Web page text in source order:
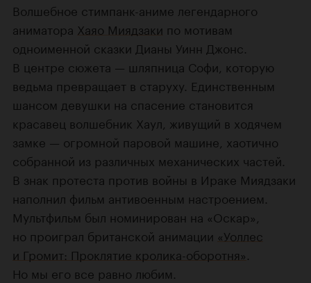
Волшебное стимпанк-аниме легендарного
аниматора Хаяо Миядзаки по мотивам
одноименной сказки Дианы Уинн Джонс.
В центре сюжета — шляпница Софи, которую
ведьма превращает в старуху. Единственным
шансом девушки на спасение становится
красавец волшебник Хаул, живущий в ходячем
замке — огромной паровой машине, хаотично
собранной из различных механических частей.
В знак протеста против войны в Ираке Миядзаки
наполнил фильм антивоенным настроением.
Мультфильм был номинирован на «Оскар»,
но проиграл британской анимации «Уоллес
и Громит: Проклятие кролика-оборотня».
Но мы его все равно любим.